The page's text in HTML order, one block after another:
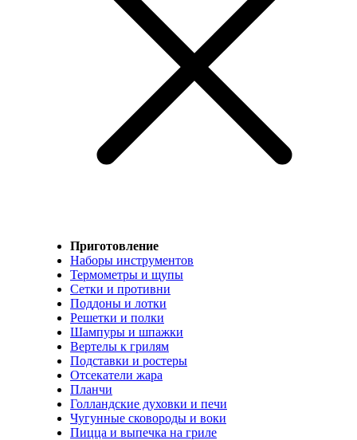
Приготовление
Наборы инструментов
Термометры и щупы
Сетки и противни
Поддоны и лотки
Решетки и полки
Шампуры и шпажки
Вертелы к грилям
Подставки и ростеры
Отсекатели жара
Планчи
Голландские духовки и печи
Чугунные сковороды и воки
Пицца и выпечка на гриле